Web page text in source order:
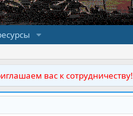
вас к сотрудничеству!